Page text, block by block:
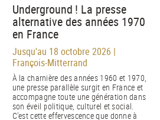
Underground ! La presse
alternative des années 1970
en France
Jusqu'au 18 octobre 2026 |
François-Mitterrand
À la charnière des années 1960 et 1970,
une presse parallèle surgit en France et
accompagne toute une génération dans
son éveil politique, culturel et social.
C’est cette effervescence que donne à